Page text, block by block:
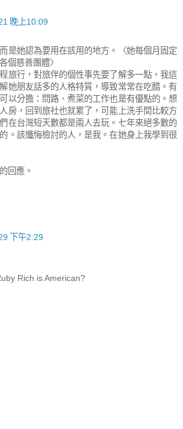
晚上10:09
是她認為要用在該用的地方。〈她每個月固定
個慈善團體〉
旅行，對旅伴的個性事先要了解多一點，我這
她朋友話多的人格特質，導致常常在吃醋。有
以分擔：問路、煮菜的工作也是有優點的。想
房，回到旅社也就累了，可能上洗手間比較方
在台灣短天數都是兩人去玩。七年來絕多數的
。該懺悔檢討的人，是我。在她身上我學到很
回應。
下午2:29
Rich is American?